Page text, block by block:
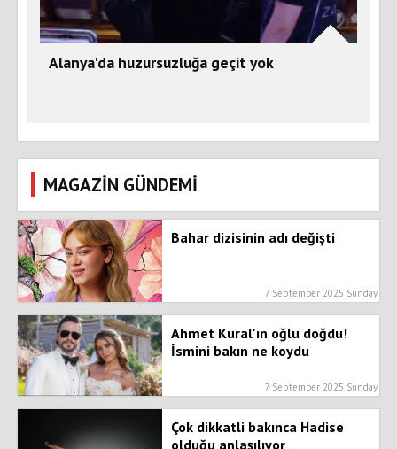
Alanya'da huzursuzluğa geçit yok
MAGAZİN GÜNDEMİ
Bahar dizisinin adı değişti
7 September 2025 Sunday
Ahmet Kural'ın oğlu doğdu!
İsmini bakın ne koydu
7 September 2025 Sunday
Çok dikkatli bakınca Hadise
olduğu anlaşılıyor